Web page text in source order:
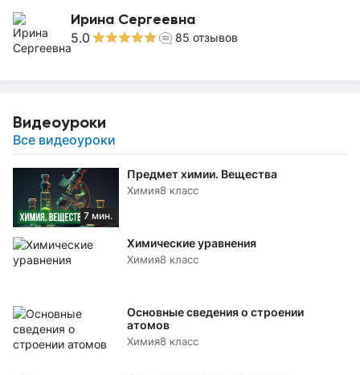
Ирина Сергеевна
5.0 85 отзывов
Видеоуроки
Все видеоуроки
7 мин.
Предмет химии. Вещества
Химия8 класс
Химические уравнения
Химия8 класс
Основные сведения о строении
атомов
Химия8 класс